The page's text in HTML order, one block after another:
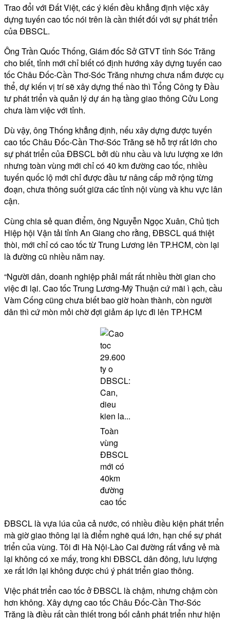
Trao đổi với Đất Việt, các ý kiến đều khẳng định việc xây
dựng tuyến cao tốc nói trên là cần thiết đối với sự phát triển
của ĐBSCL.
Ông Trần Quốc Thống, Giám đốc Sở GTVT tỉnh Sóc Trăng
cho biết, tỉnh mới chỉ biết có định hướng xây dựng tuyến cao
tốc Châu Đốc-Cần Thơ-Sóc Trăng nhưng chưa nắm được cụ
thể, dự kiến vị trí sẽ xây dựng thế nào thì Tổng Công ty Đầu
tư phát triển và quản lý dự án hạ tầng giao thông Cửu Long
chưa làm việc với tỉnh.
Dù vậy, ông Thống khẳng định, nếu xây dựng được tuyến
cao tốc Châu Đốc-Cần Thơ-Sóc Trăng sẽ hỗ trợ rất lớn cho
sự phát triển của ĐBSCL bởi dù nhu cầu và lưu lượng xe lớn
nhưng toàn vùng mới chỉ có 40 km đường cao tốc, nhiều
tuyến quốc lộ mới chỉ được đầu tư nâng cấp mở rộng từng
đoạn, chưa thông suốt giữa các tỉnh nội vùng và khu vực lân
cận.
Cùng chia sẻ quan điểm, ông Nguyễn Ngọc Xuân, Chủ tịch
Hiệp hội Vận tải tỉnh An Giang cho rằng, ĐBSCL quá thiệt
thòi, mới chỉ có cao tốc từ Trung Lương lên TP.HCM, còn lại
là đường cũ nhiều năm nay.
“Người dân, doanh nghiệp phải mất rất nhiều thời gian cho
việc đi lại. Cao tốc Trung Lương-Mỹ Thuận cứ mãi ì ạch, cầu
Vàm Cống cũng chưa biết bao giờ hoàn thành, còn người
dân thì cứ mòn mỏi chờ đợi giảm áp lực đi lên TP.HCM
Toàn
vùng
ĐBSCL
mới có
40km
đường
cao tốc
ĐBSCL là vựa lúa của cả nước, có nhiều điều kiện phát triển
mà giờ giao thông lại là điểm nghẽ quá lớn, hạn chế sự phát
triển của vùng. Tôi đi Hà Nội-Lào Cai đường rất vắng vẻ mà
lại không có xe mấy, trong khi ĐBSCL dân đông, lưu lượng
xe rất lớn lại không được chú ý phát triển giao thông.
Việc phát triển cao tốc ở ĐBSCL là chậm, nhưng chậm còn
hơn không. Xây dựng cao tốc Châu Đốc-Cần Thơ-Sóc
Trăng là điều rất cần thiết trong bối cảnh phát triển như hiện